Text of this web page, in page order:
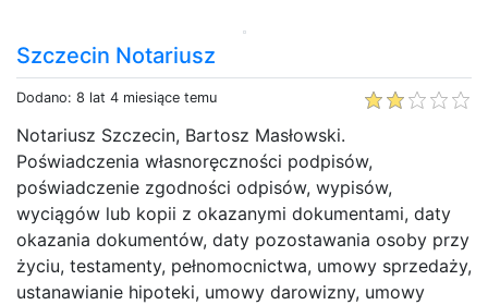
Szczecin Notariusz
Dodano: 8 lat 4 miesiące temu
Notariusz Szczecin, Bartosz Masłowski.
Poświadczenia własnoręczności podpisów,
poświadczenie zgodności odpisów, wypisów,
wyciągów lub kopii z okazanymi dokumentami, daty
okazania dokumentów, daty pozostawania osoby przy
życiu, testamenty, pełnomocnictwa, umowy sprzedaży,
ustanawianie hipoteki, umowy darowizny, umowy